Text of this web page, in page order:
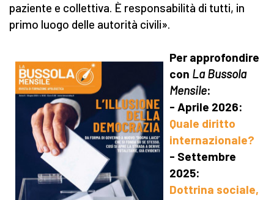
paziente e collettiva. È responsabilità di tutti, in
primo luogo delle autorità civili».
Per approfondire
con La Bussola
Mensile:
- Aprile 2026:
Quale diritto
internazionale?
- Settembre
2025:
Dottrina sociale,